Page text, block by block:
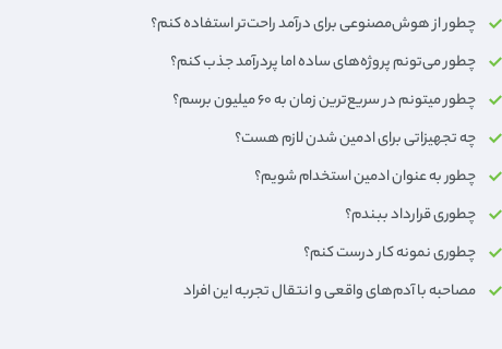
چطور از هوش‌مصنوعی برای درآمد راحت‌تر استفاده کنم؟
چطور می‌تونم پروژه‌های ساده اما پردرآمد جذب کنم؟
چطور میتونم در سریع‌ترین زمان به 6۰ میلیون برسم؟
چه تجهیزاتی برای ادمین شدن لازم هست؟
چطور به عنوان ادمین استخدام شویم؟
چطوری قرارداد ببندم؟
چطوری نمونه کار درست کنم؟
مصاحبه با آدم‌های واقعی و انتقال تجربه این افراد